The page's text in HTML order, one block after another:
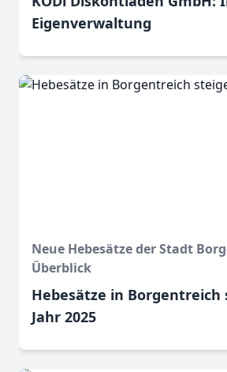
Eigenverwaltung
Neue Hebesätze der Stadt
Überblick
Hebesätze in Borgentreich
Jahr 2025